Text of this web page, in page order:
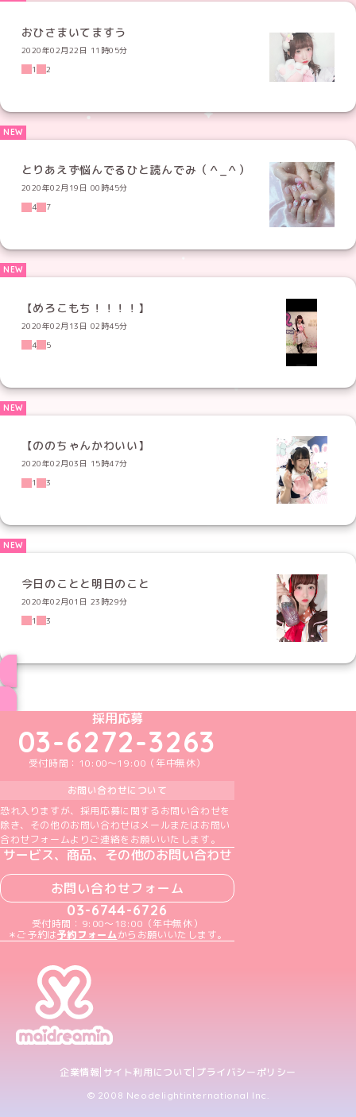
おひさまいてますう
2020年02月22日 11時05分
1
2
とりあえず悩んでるひと読んでみ（＾_＾）
2020年02月19日 00時45分
4
7
【めろこもち！！！！】
2020年02月13日 02時45分
4
5
【ののちゃんかわいい】
2020年02月03日 15時47分
1
3
今日のことと明日のこと
2020年02月01日 23時29分
1
3
めいどりーみんTikTok公式アカウント
めいどりーみんX公式アカウント
めいどりーみんInstagram公式アカウント
めいどりーみんFacebook公式アカウン
めいどりーみんYouTube公式アカ
採用応募
03-6272-3263
受付時間：10:00～19:00（年中無休）
お問い合わせについて
恐れ入りますが、採用応募に関するお問い合わせを
除き、その他のお問い合わせはメールまたはお問い
合わせフォームよりご連絡をお願いいたします。
サービス、商品、その他のお問い合わせ
お問い合わせフォーム
03-6744-6726
受付時間：9:00～18:00（年中無休）
＊ご予約は予約フォームからお願いいたします。
企業情報 サイト利用について プライバシーポリシー
© 2008 Neodelightinternational Inc.